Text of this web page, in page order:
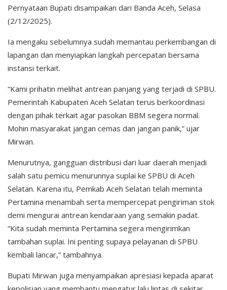
Pernyataan Bupati disampaikan dari Banda Aceh, Selasa
(2/12/2025).
Ia mengaku sebelumnya sudah memantau perkembangan di
lapangan dan menyiapkan langkah percepatan bersama
instansi terkait.
“Kami prihatin melihat antrean panjang yang terjadi di SPBU.
Pemerintah Kabupaten Aceh Selatan terus berkoordinasi
dengan pihak terkait agar pasokan BBM segera normal.
Mohin masyarakat jangan cemas dan jangan panik,” ujar
Mirwan.
Menurutnya, gangguan distribusi dari luar daerah menjadi
salah satu pemicu menurunnya suplai ke SPBU di Aceh
Selatan. Karena itu, Pemkab Aceh Selatan telah meminta
Pertamina menambah serta mempercepat pengiriman stok
demi mengurai antrean kendaraan yang semakin padat.
“Kita sudah meminta Pertamina segera mengirimkan
tambahan suplai. Ini penting supaya pelayanan di SPBU
kembali lancar,” tambahnya.
Bupati Mirwan juga menyampaikan apresiasi kepada aparat